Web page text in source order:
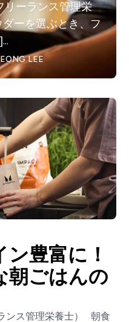
ーランス管理栄
ーを選ぶとき、フ
LEE
豊富に！
朝ごはんの
ンス管理栄養士） 朝食